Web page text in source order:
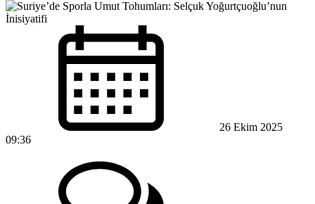
26 Ekim 2025
09:36